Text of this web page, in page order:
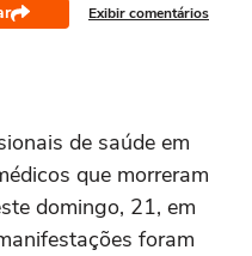
Exibir comentários
de saúde em
que morreram
domingo, 21, em
foram